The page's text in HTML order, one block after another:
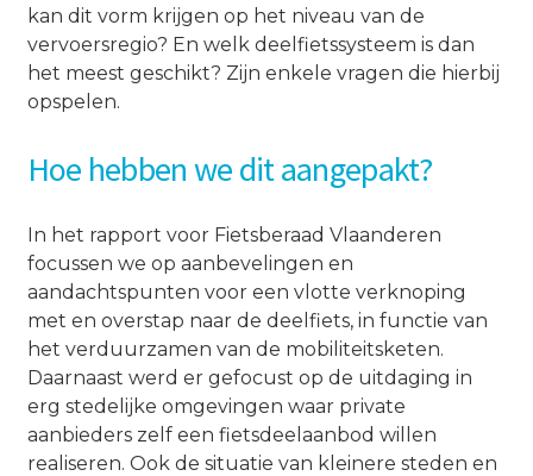
kan dit vorm krijgen op het niveau van de
vervoersregio? En welk deelfietssysteem is dan
het meest geschikt? Zijn enkele vragen die hierbij
opspelen.
Hoe hebben we dit aangepakt?
In het rapport voor Fietsberaad Vlaanderen
focussen we op aanbevelingen en
aandachtspunten voor een vlotte verknoping
met en overstap naar de deelfiets, in functie van
het verduurzamen van de mobiliteitsketen.
Daarnaast werd er gefocust op de uitdaging in
erg stedelijke omgevingen waar private
aanbieders zelf een fietsdeelaanbod willen
realiseren. Ook de situatie van kleinere steden en